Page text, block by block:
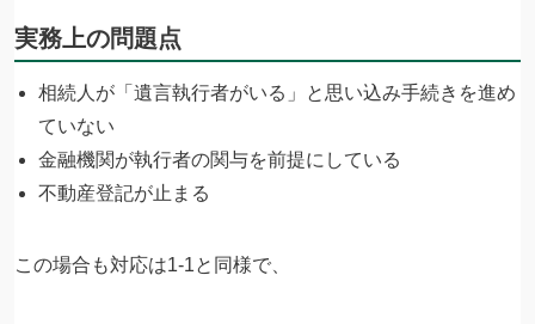
実務上の問題点
相続人が「遺言執行者がいる」と思い込み手続きを進め
ていない
金融機関が執行者の関与を前提にしている
不動産登記が止まる
この場合も対応は1-1と同様で、